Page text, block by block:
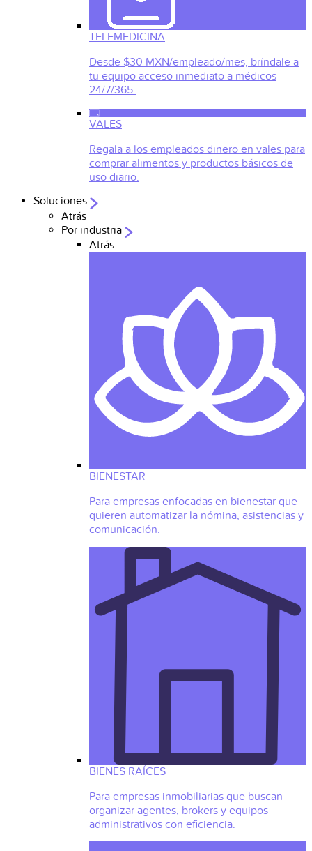
TELEMEDICINA
Desde $30 MXN/empleado/mes, bríndale a
tu equipo acceso inmediato a médicos
24/7/365.
VALES
Regala a los empleados dinero en vales para
comprar alimentos y productos básicos de
uso diario.
Soluciones
Atrás
Por industria
Atrás
BIENESTAR
Para empresas enfocadas en bienestar que
quieren automatizar la nómina, asistencias y
comunicación.
BIENES RAÍCES
Para empresas inmobiliarias que buscan
organizar agentes, brokers y equipos
administrativos con eficiencia.